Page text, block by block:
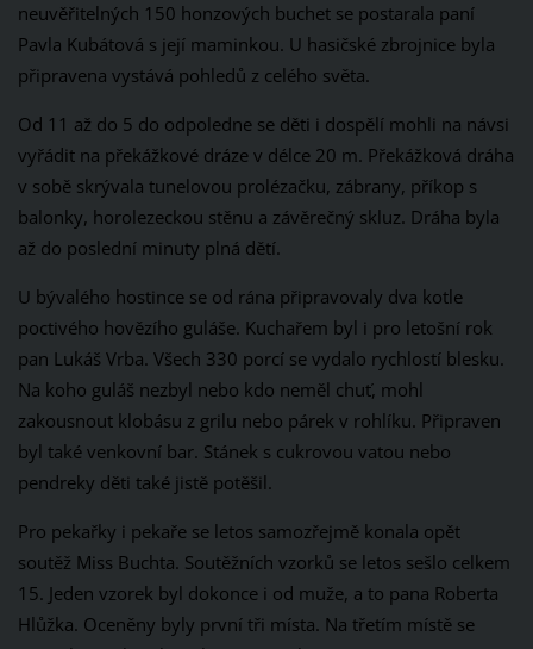
neuvěřitelných 150 honzových buchet se postarala paní
Pavla Kubátová s její maminkou. U hasičské zbrojnice byla
připravena vystává pohledů z celého světa.
Od 11 až do 5 do odpoledne se děti i dospělí mohli na návsi
vyřádit na překážkové dráze v délce 20 m. Překážková dráha
v sobě skrývala tunelovou prolézačku, zábrany, příkop s
balonky, horolezeckou stěnu a závěrečný skluz. Dráha byla
až do poslední minuty plná dětí.
U bývalého hostince se od rána připravovaly dva kotle
poctivého hovězího guláše. Kuchařem byl i pro letošní rok
pan Lukáš Vrba. Všech 330 porcí se vydalo rychlostí blesku.
Na koho guláš nezbyl nebo kdo neměl chuť, mohl
zakousnout klobásu z grilu nebo párek v rohlíku. Připraven
byl také venkovní bar. Stánek s cukrovou vatou nebo
pendreky děti také jistě potěšil.
Pro pekařky i pekaře se letos samozřejmě konala opět
soutěž Miss Buchta. Soutěžních vzorků se letos sešlo celkem
15. Jeden vzorek byl dokonce i od muže, a to pana Roberta
Hlůžka. Oceněny byly první tři místa. Na třetím místě se